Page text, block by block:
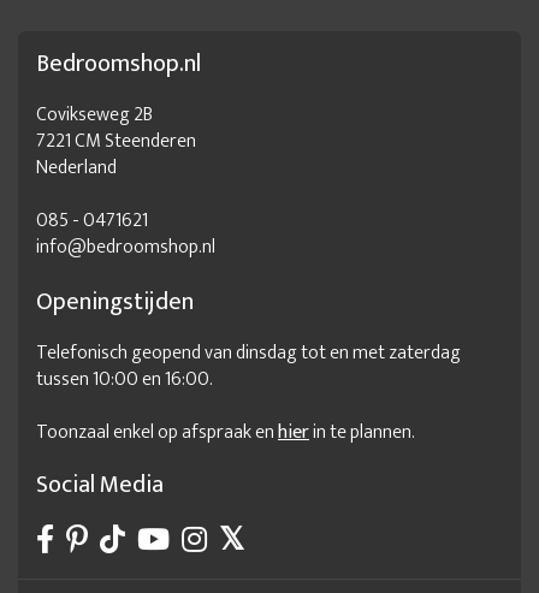
Bedroomshop.nl
Covikseweg 2B
7221 CM Steenderen
Nederland
085 - 0471621
info@bedroomshop.nl
Openingstijden
Telefonisch geopend van dinsdag tot en met zaterdag
tussen 10:00 en 16:00.
Toonzaal enkel op afspraak enhierin te plannen.
Social Media